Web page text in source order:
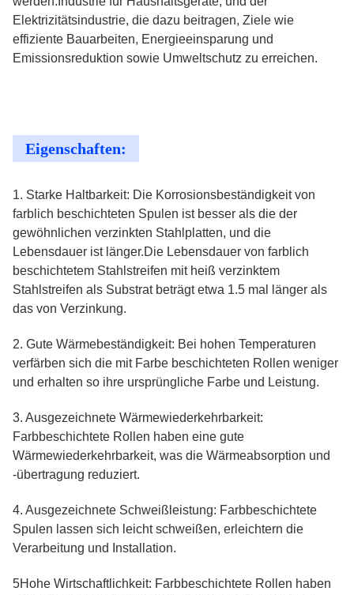
Elektrizitätsindustrie, die dazu beitragen, Ziele wie
effiziente Bauarbeiten, Energieeinsparung und
Emissionsreduktion sowie Umweltschutz zu erreichen.
Eigenschaften:
1. Starke Haltbarkeit: Die Korrosionsbeständigkeit von
farblich beschichteten Spulen ist besser als die der
gewöhnlichen verzinkten Stahlplatten, und die
Lebensdauer ist länger.Die Lebensdauer von farblich
beschichtetem Stahlstreifen mit heiß verzinktem
Stahlstreifen als Substrat beträgt etwa 1.5 mal länger als
das von Verzinkung.
2. Gute Wärmebeständigkeit: Bei hohen Temperaturen
verfärben sich die mit Farbe beschichteten Rollen weniger
und erhalten so ihre ursprüngliche Farbe und Leistung.
3. Ausgezeichnete Wärmewiederkehrbarkeit:
Farbbeschichtete Rollen haben eine gute
Wärmewiederkehrbarkeit, was die Wärmeabsorption und
-übertragung reduziert.
4. Ausgezeichnete Schweißleistung: Farbbeschichtete
Spulen lassen sich leicht schweißen, erleichtern die
Verarbeitung und Installation.
5Hohe Wirtschaftlichkeit: Farbbeschichtete Rollen haben